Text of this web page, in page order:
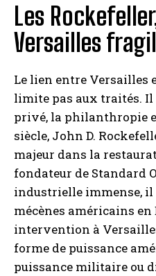
Les
Versailles
Le lien entre Versailles
limite pas aux traités. Il
privé, la philanthropie
siècle, John D.
majeur dans la
fondateur de Standard
industrielle immense, il
mécènes américains en
intervention à
forme de puissance
puissance militaire ou